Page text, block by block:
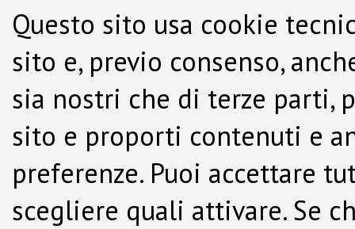
Questo sito usa cookie
sito e, previo consenso,
sia nostri che di terze parti,
sito e proporti contenuti e
preferenze. Puoi accettare
scegliere quali attivare. Se